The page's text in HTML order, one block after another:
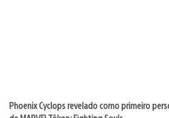
Phoenix Cyclops revelado como primeiro